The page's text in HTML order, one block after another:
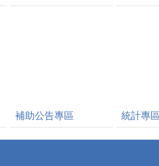
補助公告專區 統計專區